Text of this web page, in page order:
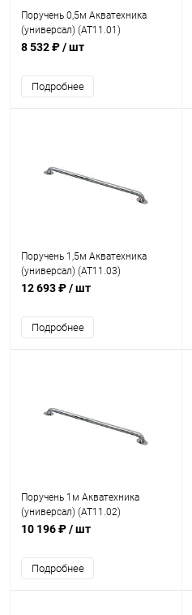
Поручень 0,5м Акватехника
(универсал) (AT11.01)
8 532 ₽/ шт
Подробнее
Поручень 1,5м Акватехника
(универсал) (AT11.03)
12 693 ₽/ шт
Подробнее
Поручень 1м Акватехника
(универсал) (AT11.02)
10 196 ₽/ шт
Подробнее